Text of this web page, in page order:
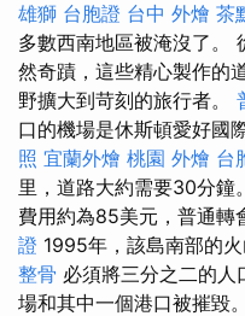
雄獅 台胞證 台中 外燴 茶
多數西南地區被淹沒了。
然奇蹟，這些精心製作的
野擴大到苛刻的旅行者。
口的機場是休斯頓愛好國
照 宜蘭外燴 桃園 外燴 台
里，道路大約需要30分鐘
費用約為85美元，普通轉
證 1995年，該島南部的
整骨 必須將三分之二的
場和其中一個港口被摧毀